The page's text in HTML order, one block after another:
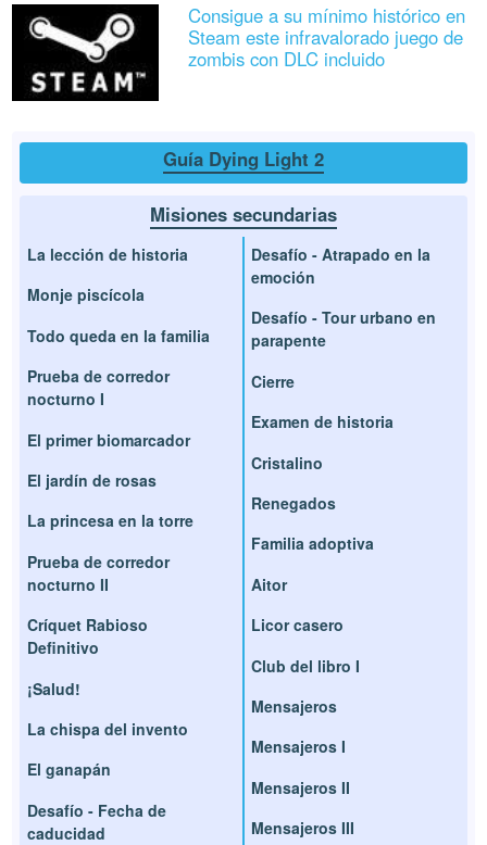
Consigue a su mínimo histórico en
Steam este infravalorado juego de
zombis con DLC incluido
Guía Dying Light 2
Misiones secundarias
La lección de historia
Monje piscícola
Todo queda en la familia
Prueba de corredor
nocturno I
El primer biomarcador
El jardín de rosas
La princesa en la torre
Prueba de corredor
nocturno II
Críquet Rabioso
Definitivo
¡Salud!
La chispa del invento
El ganapán
Desafío - Fecha de
caducidad
Desafío - Atrapado en la
emoción
Desafío - Tour urbano en
parapente
Cierre
Examen de historia
Cristalino
Renegados
Familia adoptiva
Aitor
Licor casero
Club del libro I
Mensajeros
Mensajeros I
Mensajeros II
Mensajeros III